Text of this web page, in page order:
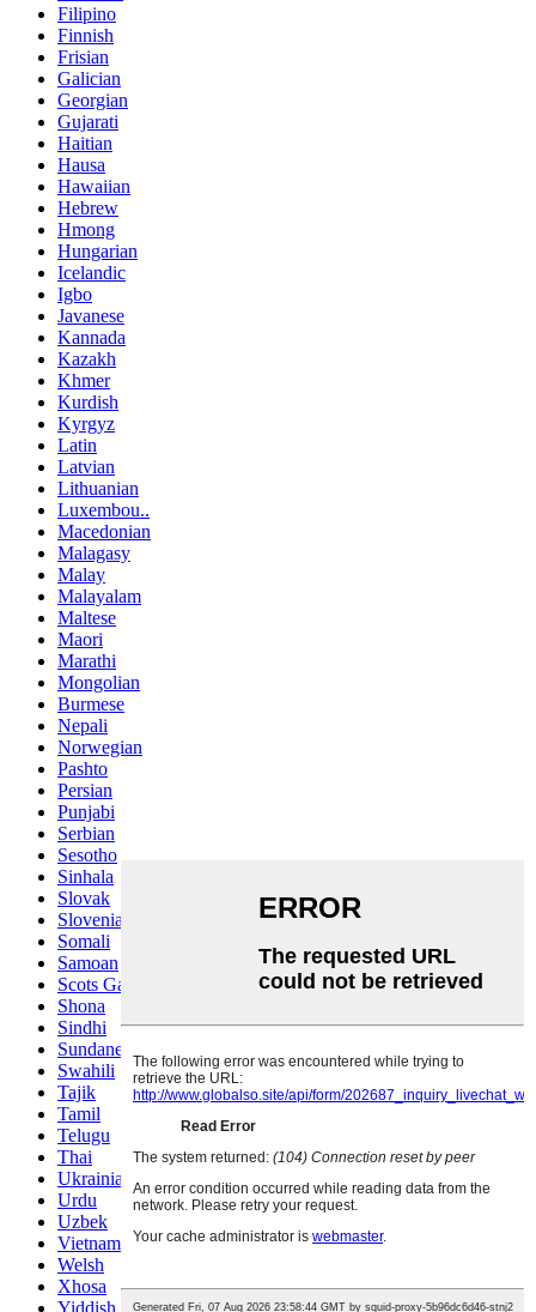
Filipino
Finnish
Frisian
Galician
Georgian
Gujarati
Haitian
Hausa
Hawaiian
Hebrew
Hmong
Hungarian
Icelandic
Igbo
Javanese
Kannada
Kazakh
Khmer
Kurdish
Kyrgyz
Latin
Latvian
Lithuanian
Luxembou..
Macedonian
Malagasy
Malay
Malayalam
Maltese
Maori
Marathi
Mongolian
Burmese
Nepali
Norwegian
Pashto
Persian
Punjabi
Serbian
Sesotho
Sinhala
Slovak
Slovenian
Somali
Samoan
Scots Gaelic
Shona
Sindhi
Sundanese
Swahili
Tajik
Tamil
Telugu
Thai
Ukrainian
Urdu
Uzbek
Vietnamese
Welsh
Xhosa
Yiddish